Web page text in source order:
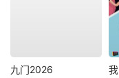
九门2026